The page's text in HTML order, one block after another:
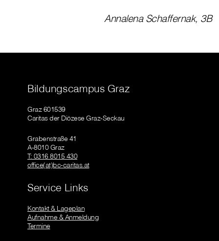
Annalena Schaffernak, 3B
Bildungscampus Graz
Graz 601539
Caritas der Diözese Graz-Seckau
Grabenstraße 41
A-8010 Graz
T: 0316 8015 430
office(at)bc-caritas.at
Service Links
Kontakt & Lageplan
Aufnahme & Anmeldung
Termine